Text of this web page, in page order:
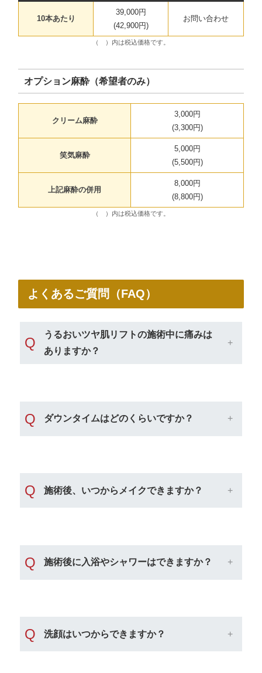
10本あたり
39,000円
(42,900円)
お問い合わせ
（ ）内は税込価格です。
オプション麻酔（希望者のみ）
クリーム麻酔
3,000円
(3,300円)
笑気麻酔
5,000円
(5,500円)
上記麻酔の併用
8,000円
(8,800円)
（ ）内は税込価格です。
よくあるご質問（FAQ）
Q
うるおいツヤ肌リフトの施術中に痛みは
ありますか？
Q ダウンタイムはどのくらいですか？
Q 施術後、いつからメイクできますか？
Q 施術後に入浴やシャワーはできますか？
Q 洗顔はいつからできますか？